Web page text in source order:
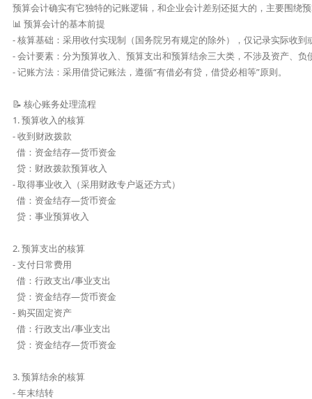
预算会计确实有它独特的记账逻辑，和企业会计差别还挺大的，主要围绕
📊 预算会计的基本前提
- 核算基础：采用收付实现制（国务院另有规定的除外），仅记录实际收到
- 会计要素：分为预算收入、预算支出和预算结余三大类，不涉及资产、负
- 记账方法：采用借贷记账法，遵循“有借必有贷，借贷必相等”原则。
📝 核心账务处理流程
1. 预算收入的核算
- 收到财政拨款
借：资金结存—货币资金
贷：财政拨款预算收入
- 取得事业收入（采用财政专户返还方式）
借：资金结存—货币资金
贷：事业预算收入
2. 预算支出的核算
- 支付日常费用
借：行政支出/事业支出
贷：资金结存—货币资金
- 购买固定资产
借：行政支出/事业支出
贷：资金结存—货币资金
3. 预算结余的核算
- 年末结转